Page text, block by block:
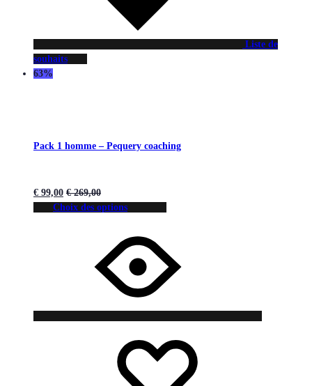
Liste de
souhaits
63%
Pack 1 homme – Pequery coaching
€ 99,00 €269,00
Choix des options